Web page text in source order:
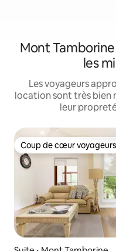
Mont
les
Les voyageurs
location sont très bien
leur
Coup de cœur voyageurs
Coup de cœur voyageurs